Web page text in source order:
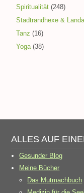
Spiritualität (248)
Stadtrandhexe &
Tanz (16)
Yoga(38)
ALLES AUF
Gesunder Blog
Meine Bücher
Das Mutmachbuch